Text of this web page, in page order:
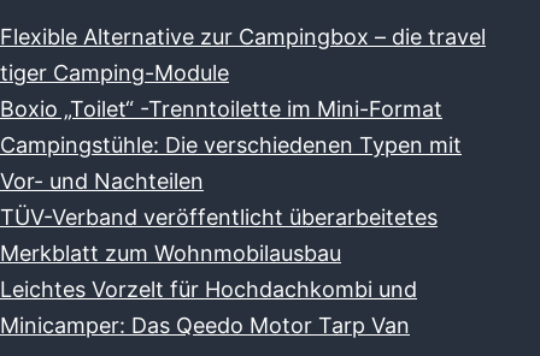
Flexible Alternative zur Campingbox – die travel
tiger Camping-Module
Boxio „Toilet“ -Trenntoilette im Mini-Format
Campingstühle: Die verschiedenen Typen mit
Vor- und Nachteilen
TÜV-Verband veröffentlicht überarbeitetes
Merkblatt zum Wohnmobilausbau
Leichtes Vorzelt für Hochdachkombi und
Minicamper: Das Qeedo Motor Tarp Van